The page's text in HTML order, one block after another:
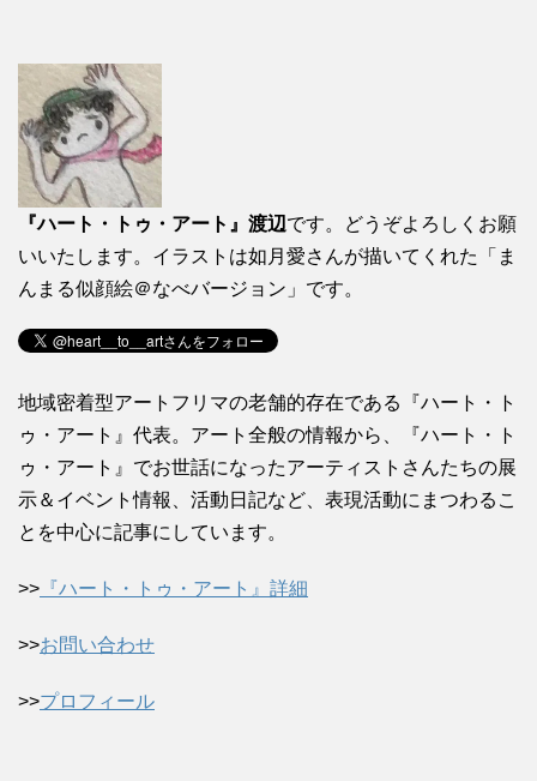
『ハート・トゥ・アート』渡辺です。どうぞよろしくお願
いいたします。イラストは如月愛さんが描いてくれた「ま
んまる似顔絵＠なべバージョン」です。
地域密着型アートフリマの老舗的存在である『ハート・ト
ゥ・アート』代表。アート全般の情報から、『ハート・ト
ゥ・アート』でお世話になったアーティストさんたちの展
示＆イベント情報、活動日記など、表現活動にまつわるこ
とを中心に記事にしています。
>> 『ハート・トゥ・アート』詳細
>>お問い合わせ
>>プロフィール